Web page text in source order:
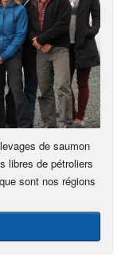
de saumon
libres de pétroliers
sont nos régions